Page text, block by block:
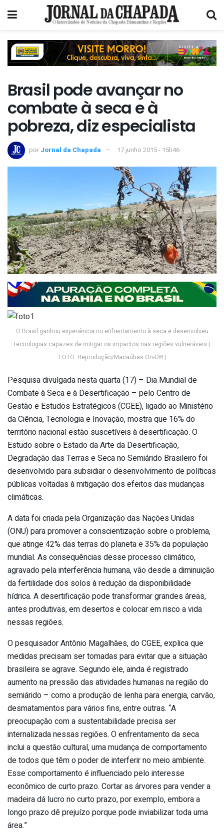
Brasil pode avançar no
combate à seca e à
pobreza, diz especialista
por Jornal da Chapada 17 junho 2015 - 15h46
O Brasil ganhou experiência no enfrentamento à seca e desenvolveu
tecnologias capazes de mitigar os impactos nas regiões vulneráveis |
FOTO: Reprodução/Macaúbas On-Off |
Pesquisa divulgada nesta quarta (17) – Dia Mundial de
Combate à Seca e à Desertificação – pelo Centro de
Gestão e Estudos Estratégicos (CGEE), ligado ao Ministério
da Ciência, Tecnologia e Inovação, mostra que 16% do
território nacional estão suscetíveis à desertificação. O
Estudo sobre o Estado da Arte da Desertificação,
Degradação das Terras e Seca no Semiárido Brasileiro foi
desenvolvido para subsidiar o desenvolvimento de políticas
públicas voltadas à mitigação dos efeitos das mudanças
climáticas.
A data foi criada pela Organização das Nações Unidas
(ONU) para promover a conscientização sobre o problema,
que atinge 42% das terras do planeta e 35% da população
mundial. As consequências desse processo climático,
agravado pela interferência humana, vão desde a diminuição
da fertilidade dos solos à redução da disponibilidade
hídrica. A desertificação pode transformar grandes áreas,
antes produtivas, em desertos e colocar em risco a vida
nessas regiões.
O pesquisador Antônio Magalhães, do CGEE, explica que
medidas precisam ser tomadas para evitar que a situação
brasileira se agrave. Segundo ele, ainda é registrado
aumento na pressão das atividades humanas na região do
semiárido – como a produção de lenha para energia, carvão,
desmatamentos para vários fins, entre outras. “A
preocupação com a sustentabilidade precisa ser
internalizada nessas regiões. O enfrentamento da seca
inclui a questão cultural, uma mudança de comportamento
de todos que têm o poder de interferir no meio ambiente.
Esse comportamento é influenciado pelo interesse
econômico de curto prazo. Cortar as árvores para vender a
madeira dá lucro no curto prazo, por exemplo, embora a
longo prazo dê prejuízo porque pode inviabilizar toda uma
área.”